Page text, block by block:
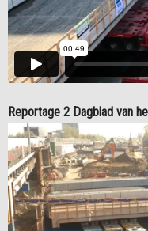
Reportage 2 Dagblad van